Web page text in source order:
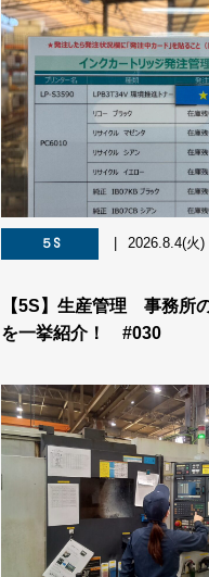
５S 2026.8.4(火)
【5S】生産管理 事務所
を一挙紹介！ #030